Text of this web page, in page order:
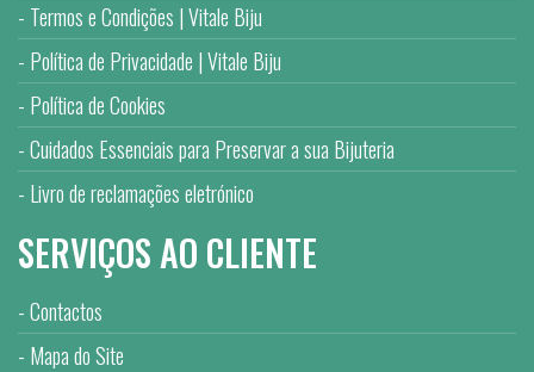
Termos e Condições | Vitale Biju
Política de Privacidade | Vitale Biju
Política de Cookies
Cuidados Essenciais para Preservar a sua Bijuteria
Livro de reclamações eletrónico
SERVIÇOS AO CLIENTE
Contactos
Mapa do Site